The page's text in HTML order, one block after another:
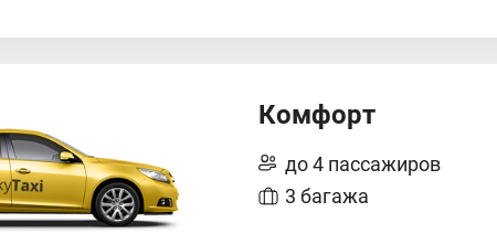
Комфорт
до 4 пассажиров
3 багажа